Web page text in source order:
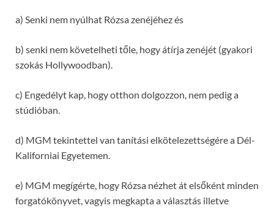
a) Senki nem nyúlhat Rózsa zenéjéhez és
b) senki nem követelheti tőle, hogy átírja zenéjét (gyakori
szokás Hollywoodban).
c) Engedélyt kap, hogy otthon dolgozzon, nem pedig a
stúdióban.
d) MGM tekintettel van tanítási elkötelezettségére a Dél-
Kaliforniai Egyetemen.
e) MGM megígérte, hogy Rózsa nézhet át elsőként minden
forgatókönyvet, vagyis megkapta a választás illetve